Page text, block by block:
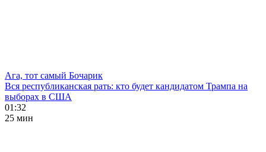
Ага, тот самый Бочарик
Вся республиканская рать: кто будет кандидатом Трампа на
выборах в США
01:32
25 мин